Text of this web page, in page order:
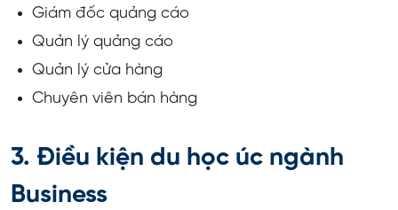
Giám đốc quảng cáo
Quản lý quảng cáo
Quản lý cửa hàng
Chuyên viên bán hàng
3. Điều kiện du học úc ngành
Business